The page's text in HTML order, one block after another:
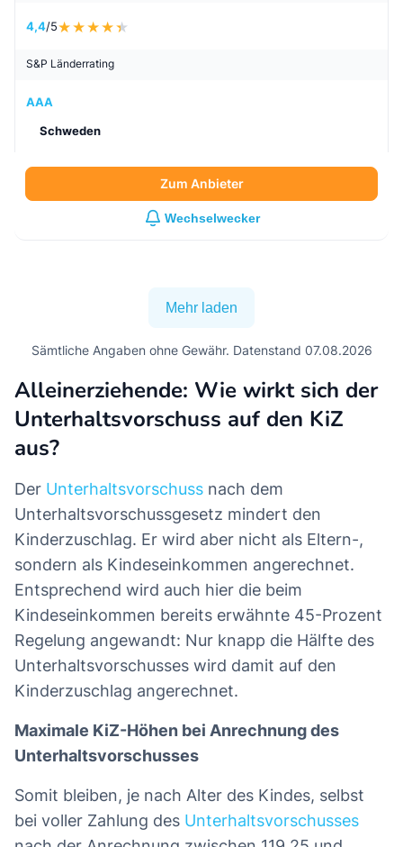
4,4/5
S&P Länderrating
AAA
Schweden
Zum Anbieter
Wechselwecker
Mehr laden
Sämtliche Angaben ohne Gewähr. Datenstand 07.08.2026
Alleinerziehende: Wie wirkt sich der
Unterhaltsvorschuss auf den KiZ
aus?
Der Unterhaltsvorschuss nach dem
Unterhaltsvorschussgesetz mindert den
Kinderzuschlag. Er wird aber nicht als Eltern-,
sondern als Kindeseinkommen angerechnet.
Entsprechend wird auch hier die beim
Kindeseinkommen bereits erwähnte 45-Prozent
Regelung angewandt: Nur knapp die Hälfte des
Unterhaltsvorschusses wird damit auf den
Kinderzuschlag angerechnet.
Maximale KiZ-Höhen bei Anrechnung des
Unterhaltsvorschusses
Somit bleiben, je nach Alter des Kindes, selbst
bei voller Zahlung des Unterhaltsvorschusses